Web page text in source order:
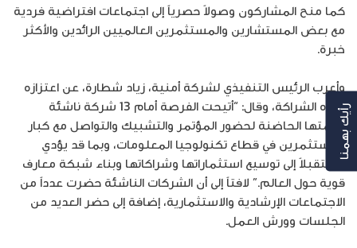
كما منح المشاركون وصولاً حصرياً إلى اجتماعات افتراضية فردية
مع بعض المستشارين والمستثمرين العالميين الرائدين والأكثر
خبرة.
وأعرب الرئيس التنفيذي لشركة أمنية، زياد شطارة، عن اعتزازه
بهذه الشراكة، وقال: “أتيحت الفرصة أمام 13 شركة ناشئة
دعمتها الحاضنة لحضور المؤتمر والتشبيك والتواصل مع كبار
المستثمرين في قطاع تكنولوجيا المعلومات، وبما قد يؤدي
مستقبلاً إلى توسيع استثماراتها وشراكاتها وبناء شبكة معارف
قوية حول العالم.” لافتاً إلى أن الشركات الناشئة حضرت عدداً من
الاجتماعات الإرشادية والاستثمارية، إضافة إلى حضر العديد من
الجلسات وورش العمل.
رأيك بهمنا